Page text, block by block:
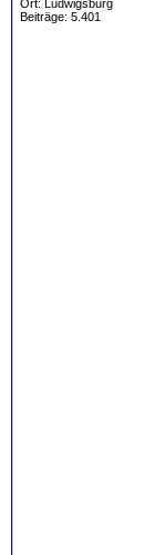
Ort: Ludwigsburg
Beiträge: 5.401